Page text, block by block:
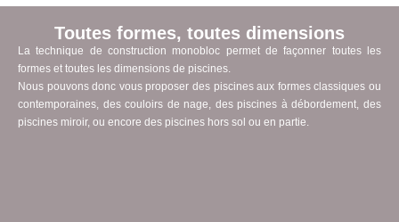
Toutes formes, toutes dimensions
La technique de construction monobloc permet de façonner toutes les
formes et toutes les dimensions de piscines.
Nous pouvons donc vous proposer des piscines aux formes classiques ou
contemporaines, des couloirs de nage, des piscines à débordement, des
piscines miroir, ou encore des piscines hors sol ou en partie.